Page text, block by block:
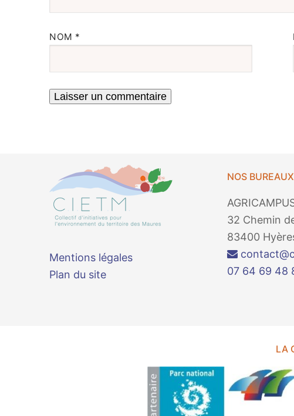
NOM *
Mentions légales
Plan du site
NOS BUREAUX
32 Chemin
83400
07 64 69 48
LA